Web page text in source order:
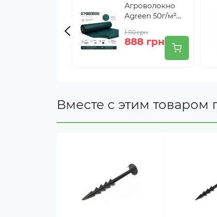
Агроволокно
Agreen 50г/м²
зеленое
1 110 грн
888 грн
Вместе с этим товаром